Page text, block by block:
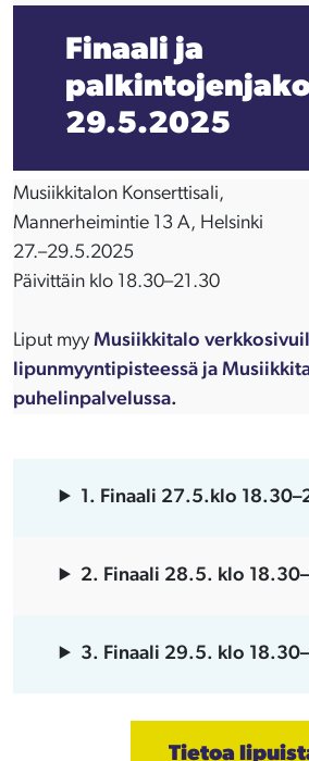
Finaali ja
29.5.2025
Musiikkitalon Konserttisali,
Mannerheimintie 13 A, Helsinki
27.–29.5.2025
Päivittäin klo 18.30–21.30
Liput myy Musiikkitalo
lipunmyyntipisteessä ja
puhelinpalvelussa.
1. Finaali 27.5.klo
2. Finaali 28.5. klo
3. Finaali 29.5. klo
Tietoa